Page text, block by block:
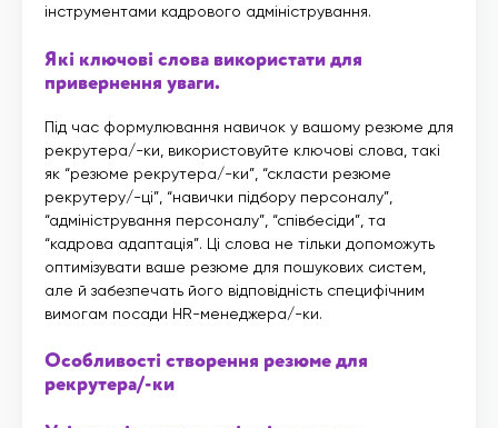
інструментами кадрового адміністрування.
Які ключові слова використати для
привернення уваги.
Під час формулювання навичок у вашому резюме для
рекрутера/-ки, використовуйте ключові слова, такі
як “резюме рекрутера/-ки”, “скласти резюме
рекрутеру/-ці”, “навички підбору персоналу”,
“адміністрування персоналу”, “співбесіди”, та
“кадрова адаптація”. Ці слова не тільки допоможуть
оптимізувати ваше резюме для пошукових систем,
але й забезпечать його відповідність специфічним
вимогам посади HR-менеджера/-ки.
Особливості створення резюме для
рекрутера/-ки